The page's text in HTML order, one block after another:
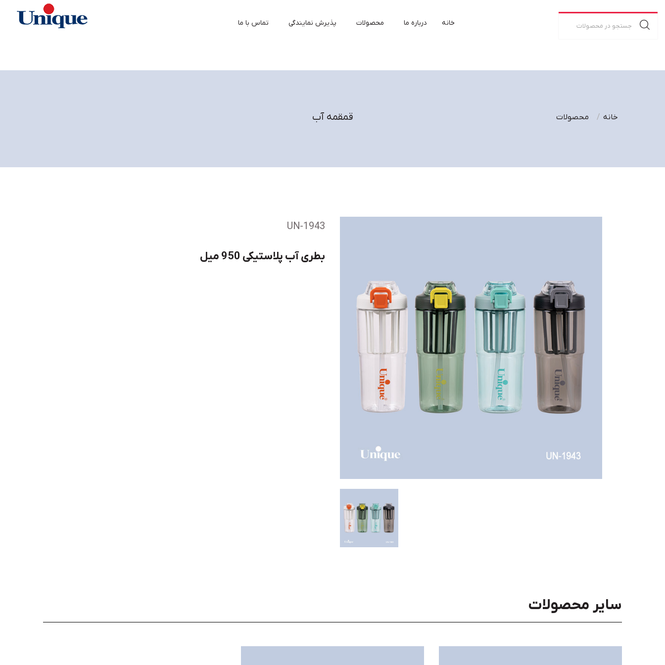
خانه درباره ما محصولات پذیرش نمایندگی تماس با ما
قمقمه آب محصولات خانه
UN-1943
بطری آب پلاستیکی 950 میل
سایر محصولات